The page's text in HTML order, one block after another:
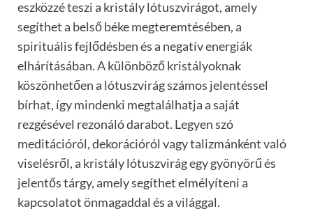
eszközzé teszi a kristály lótuszvirágot, amely
segíthet a belső béke megteremtésében, a
spirituális fejlődésben és a negatív energiák
elhárításában. A különböző kristályoknak
köszönhetően a lótuszvirág számos jelentéssel
bírhat, így mindenki megtalálhatja a saját
rezgésével rezonáló darabot. Legyen szó
meditációról, dekorációról vagy talizmánként való
viselésről, a kristály lótuszvirág egy gyönyörű és
jelentős tárgy, amely segíthet elmélyíteni a
kapcsolatot önmagaddal és a világgal.